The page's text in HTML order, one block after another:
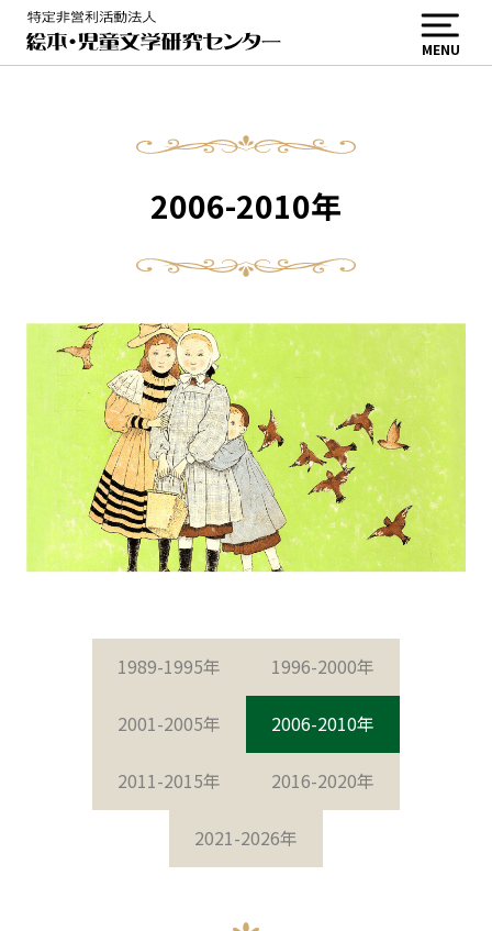
MENU
2006-2010年
1989-1995年 1996-2000年
2001-2005年 2006-2010年
2011-2015年 2016-2020年
2021-2026年